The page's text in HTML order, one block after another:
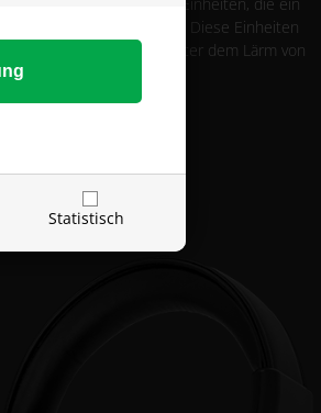
Statistisch
auf zwei riesigen 50mm Einheiten, die ein
Klangerlebnis liefern. Diese Einheiten
die leisesten Schritte unter dem Lärm von
Granaten zu hören.